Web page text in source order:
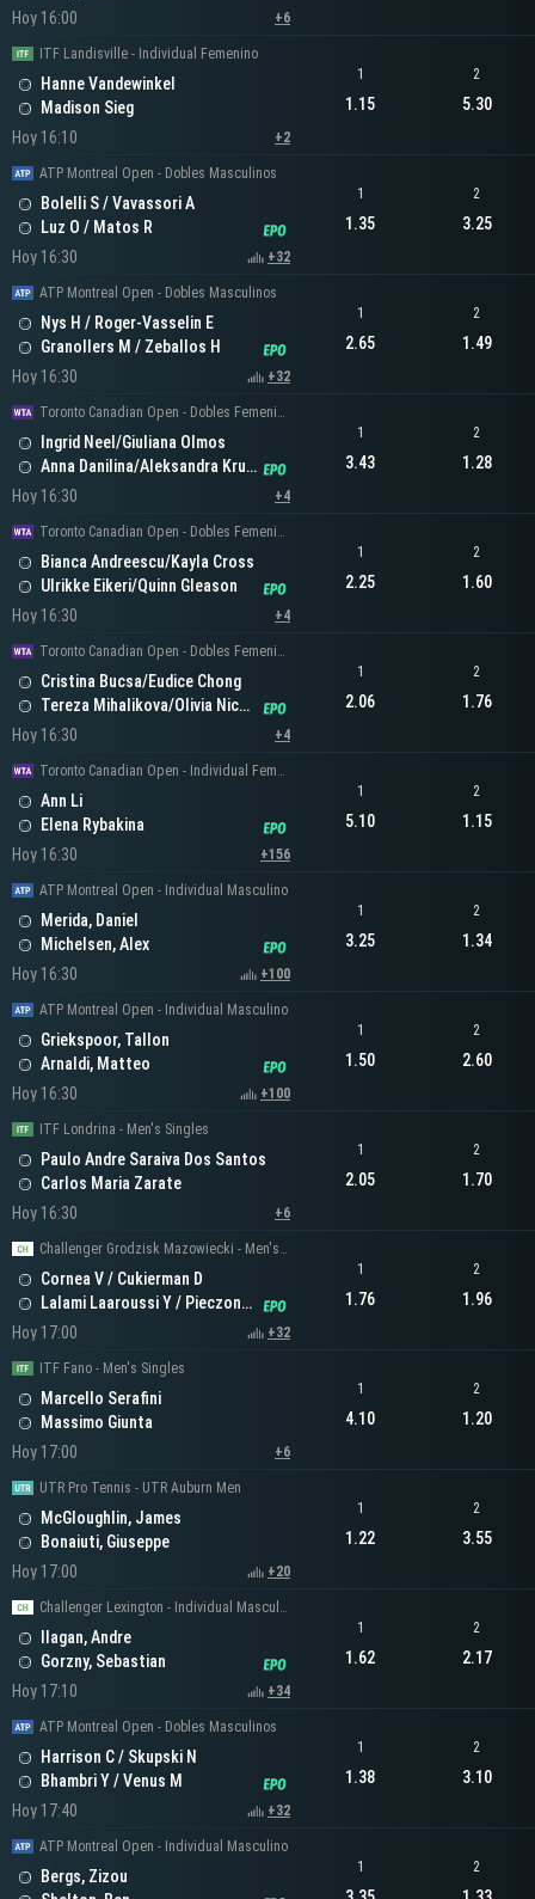
Hoy 16:00
+6
ITF Landisville - Individual Femenino
Hanne Vandewinkel
Madison Sieg
Hoy 16:10
+2
1
1.15
2
5.30
ATP Montreal Open - Dobles Masculinos
Bolelli S / Vavassori A
Luz O / Matos R
Hoy 16:30
+32
1
1.35
2
3.25
ATP Montreal Open - Dobles Masculinos
Nys H / Roger-Vasselin E
Granollers M / Zeballos H
Hoy 16:30
+32
1
2.65
2
1.49
Toronto Canadian Open - Dobles Femeninos
Ingrid Neel/Giuliana Olmos
Anna Danilina/Aleksandra Krunic
Hoy 16:30
+4
1
3.43
2
1.28
Toronto Canadian Open - Dobles Femeninos
Bianca Andreescu/Kayla Cross
Ulrikke Eikeri/Quinn Gleason
Hoy 16:30
+4
1
2.25
2
1.60
Toronto Canadian Open - Dobles Femeninos
Cristina Bucsa/Eudice Chong
Tereza Mihalikova/Olivia Nicholls
Hoy 16:30
+4
1
2.06
2
1.76
Toronto Canadian Open - Individual Femenino
Ann Li
Elena Rybakina
Hoy 16:30
+156
1
5.10
2
1.15
ATP Montreal Open - Individual Masculino
Merida, Daniel
Michelsen, Alex
Hoy 16:30
+100
1
3.25
2
1.34
ATP Montreal Open - Individual Masculino
Griekspoor, Tallon
Arnaldi, Matteo
Hoy 16:30
+100
1
1.50
2
2.60
ITF Londrina - Men's Singles
Paulo Andre Saraiva Dos Santos
Carlos Maria Zarate
Hoy 16:30
+6
1
2.05
2
1.70
Challenger Grodzisk Mazowiecki - Men's Doubles
Cornea V / Cukierman D
Lalami Laaroussi Y / Pieczonka F
Hoy 17:00
+32
1
1.76
2
1.96
ITF Fano - Men's Singles
Marcello Serafini
Massimo Giunta
Hoy 17:00
+6
1
4.10
2
1.20
UTR Pro Tennis - UTR Auburn Men
McGloughlin, James
Bonaiuti, Giuseppe
Hoy 17:00
+20
1
1.22
2
3.55
Challenger Lexington - Individual Masculino
Ilagan, Andre
Gorzny, Sebastian
Hoy 17:10
+34
1
1.62
2
2.17
ATP Montreal Open - Dobles Masculinos
Harrison C / Skupski N
Bhambri Y / Venus M
Hoy 17:40
+32
1
1.38
2
3.10
ATP Montreal Open - Individual Masculino
Bergs, Zizou
1 2